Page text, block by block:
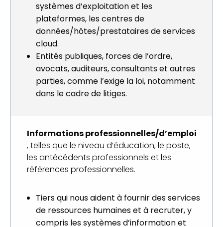
systèmes d’exploitation et les
plateformes, les centres de
données/hôtes/prestataires de services
cloud.
Entités publiques, forces de l’ordre,
avocats, auditeurs, consultants et autres
parties, comme l’exige la loi, notamment
dans le cadre de litiges.
Informations professionnelles/d’emploi
, telles que le niveau d’éducation, le poste,
les antécédents professionnels et les
références professionnelles.
Tiers qui nous aident à fournir des services
de ressources humaines et à recruter, y
compris les systèmes d’information et